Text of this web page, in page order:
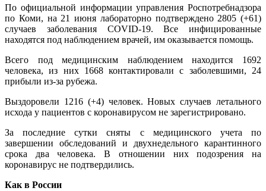
По официальной информации управления Роспотребнадзора
по Коми, на 21 июня лабораторно подтверждено 2805 (+61)
случаев заболевания COVID-19. Все инфицированные
находятся под наблюдением врачей, им оказывается помощь.
Всего под медицинским наблюдением находится 1692
человека, из них 1668 контактировали с заболевшими, 24
прибыли из-за рубежа.
Выздоровели 1216 (+4) человек. Новых случаев летального
исхода у пациентов с коронавирусом не зарегистрировано.
За последние сутки сняты с медицинского учета по
завершении обследований и двухнедельного карантинного
срока два человека. В отношении них подозрения на
коронавирус не подтвердились.
Как в России